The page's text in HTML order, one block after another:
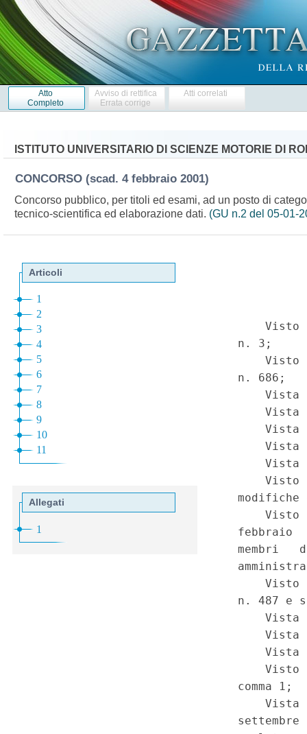
Atto
Completo
Avviso di rettifica
Errata corrige
Atti correlati
ISTITUTO UNIVERSITARIO DI SCIENZE MOTORIE DI
CONCORSO (scad. 4 febbraio 2001)
Concorso pubblico, per titoli ed esami, ad un posto di
tecnico-scientifica ed elaborazione dati. (GU n.2 del 05-01-